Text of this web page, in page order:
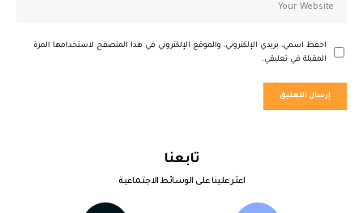
احفظ اسمي، بريدي الإلكتروني، والموقع الإلكتروني في هذا المتصفح لاستخدامها المرة
المقبلة في تعليقي.
تابعنا
اعثر علينا على الوسائط الاجتماعية